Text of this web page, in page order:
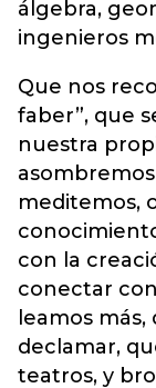
álgebra,
ingenieros
Que nos
faber”, que
nuestra
meditemos,
con la
conectar
leamos
declamar,
teatros, y